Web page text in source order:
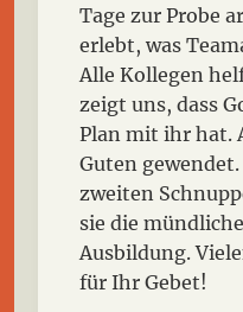
Tage zur Probe
erlebt, was
Alle Kollegen
zeigt uns, dass
Plan mit ihr hat.
Guten
zweiten
sie die
Ausbildung.
für Ihr Gebet!